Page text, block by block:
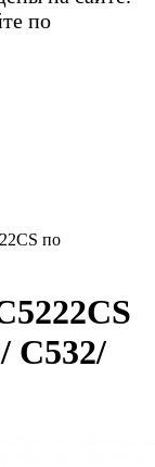
по
по
C532/